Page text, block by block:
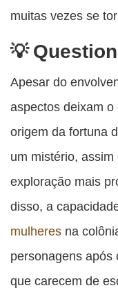
muitas vezes se
Apesar do
aspectos deixam
origem da fortuna
um mistério,
exploração mais
disso, a
mulheres na
personagens após
que carecem de